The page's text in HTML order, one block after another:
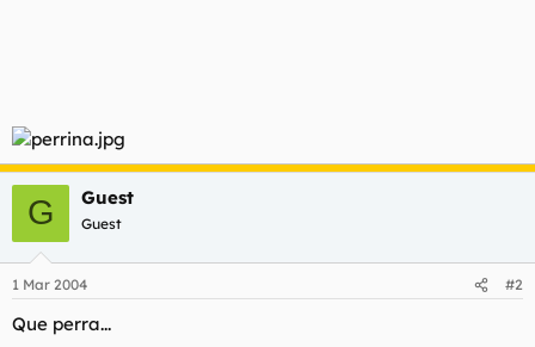
G Guest
Guest
1 Mar 2004 #2
Que perra...